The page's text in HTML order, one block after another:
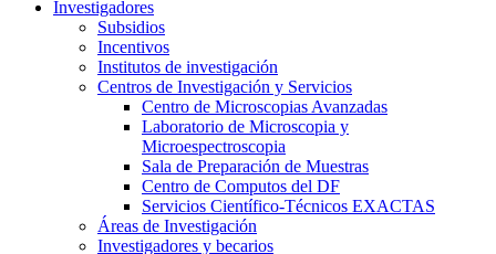
Investigadores
Subsidios
Incentivos
Institutos de investigación
Centros de Investigación y Servicios
Centro de Microscopias Avanzadas
Laboratorio de Microscopia y
Microespectroscopia
Sala de Preparación de Muestras
Centro de Computos del DF
Servicios Científico-Técnicos EXACTAS
Áreas de Investigación
Investigadores y becarios